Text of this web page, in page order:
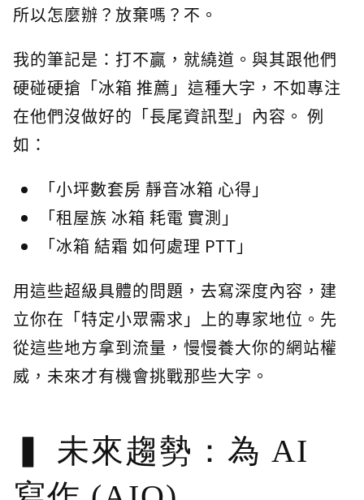
所以怎麼辦？放棄嗎？不。
我的筆記是：打不贏，就繞道。與其跟他們
硬碰硬搶「冰箱 推薦」這種大字，不如專注
在他們沒做好的「長尾資訊型」內容。 例
如：
「小坪數套房 靜音冰箱 心得」
「租屋族 冰箱 耗電 實測」
「冰箱 結霜 如何處理 PTT」
用這些超級具體的問題，去寫深度內容，建
立你在「特定小眾需求」上的專家地位。先
從這些地方拿到流量，慢慢養大你的網站權
威，未來才有機會挑戰那些大字。
未來趨勢：為 AI